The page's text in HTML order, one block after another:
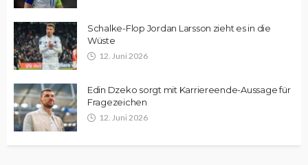
Schalke-Flop Jordan Larsson zieht es in die
Wüste
12. Juni 2026
Edin Dzeko sorgt mit Karriereende-Aussage für
Fragezeichen
12. Juni 2026